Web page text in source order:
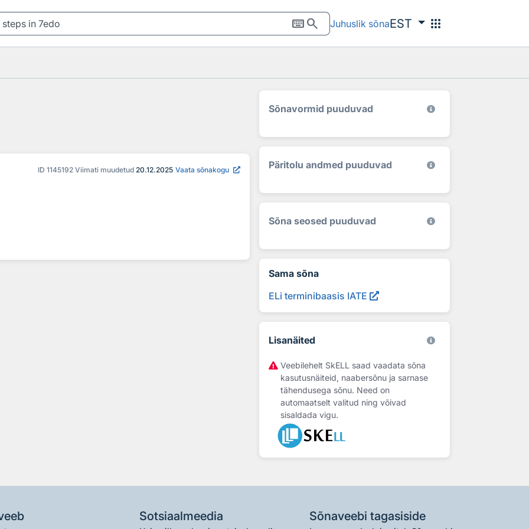
keyboardsearch Juhuslik sõnaEST apps
ID 1145192 Viimati muudetud 20.12.2025 Vaata sõnakogu
Sõnavormid puuduvad
Päritolu andmed puuduvad
Sõna seosed puuduvad
Sama sõna
ELi terminibaasis IATE
Lisanäited
Veebilehelt SkELL saad vaadata sõna
kasutusnäiteid, naabersõnu ja sarnase
tähendusega sõnu. Need on
automaatselt valitud ning võivad
sisaldada vigu.
Sotsiaalmeedia Sõnaveebi tagasiside